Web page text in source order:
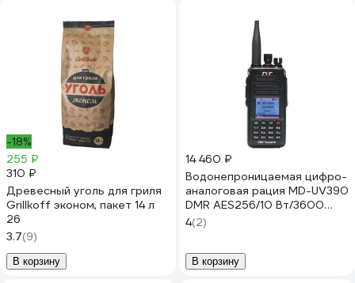
-18%
255 ₽
310 ₽
Древесный уголь для гриля
Grillkoff эконом, пакет 14 л
26
3.7(9)
В корзину
14 460 ₽
Водонепроницаемая цифро-
аналоговая рация MD-UV390
DMR AES256/10 Вт/3600
TAPE-C TYT 00030365
4(2)
В корзину